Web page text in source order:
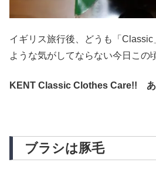
イギリス旅行後、どうも「Classic
ような気がしてならない今日この
KENT Classic Clothes Care!! あ
ブラシは豚毛